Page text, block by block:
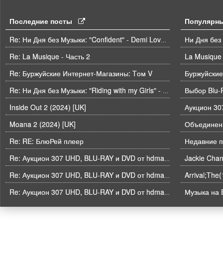
Последние посты
Re: La Musique - Часть 2
Re: Буржуйские Интернет-Магазины: Tом V
Inside Out 2 (2024) [UK]
Moana 2 (2024) [UK]
Re: RE: БлюРей плеер
Ни Дня
La
Выбор Blu-
Недавние
Музыка на